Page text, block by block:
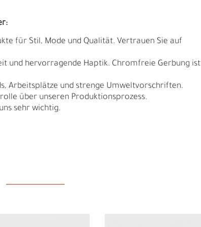
N I
für Stil, Mode und Qualität. Vertrauen Sie auf
und hervorragende Haptik. Chromfreie Gerbung ist
Arbeitsplätze und strenge Umweltvorschriften.
über unseren Produktionsprozess.
sehr wichtig.